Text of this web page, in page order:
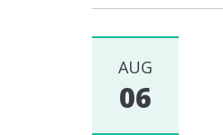
9.
AUG
06